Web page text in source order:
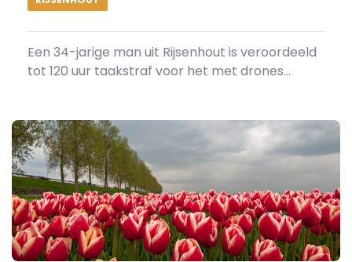
Een 34-jarige man uit Rijsenhout is veroordeeld
tot 120 uur taakstraf voor het met drones...